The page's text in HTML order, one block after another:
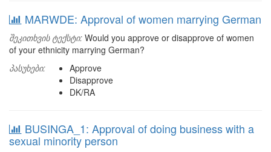
MARWDE: Approval of women marrying German
შეკითხვის ტექსტი: Would you approve or disapprove of women
of your ethnicity marrying German?
პასუხები:
Approve
Disapprove
DK/RA
BUSINGA_1: Approval of doing business with a
sexual minority person